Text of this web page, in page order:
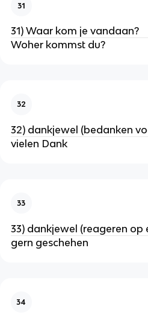
31
31) Waar kom je vandaan?
Woher kommst du?
32
32) dankjewel (bedanken
vielen Dank
33
33) dankjewel (reageren op
gern geschehen
34